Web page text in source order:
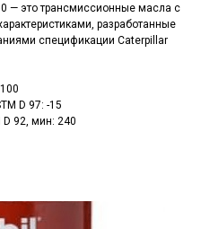
— это трансмиссионные масла с
разработанные
спецификации Caterpillar
D 97: -15
D 92, мин: 240